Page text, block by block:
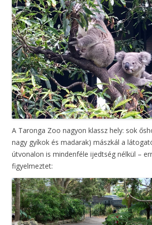
A Taronga Zoo nagyon klassz hely: sok
nagy gyíkok és madarak) mászkál a
útvonalon is mindenféle ijedtség nélkül –
figyelmeztet: